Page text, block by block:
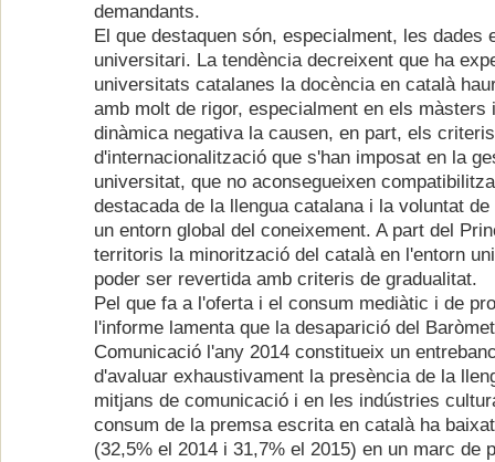
demandants.
El que destaquen són, especialment, les dades
universitari. La tendència decreixent que ha
universitats catalanes la docència en català
amb molt de rigor, especialment en els màsters
dinàmica negativa la causen, en part, els
d'internacionalització que s'han imposat en la
universitat, que no aconsegueixen
destacada de la llengua catalana i la voluntat
un entorn global del coneixement. A part del
territoris la minorització del català en l'entorn
poder ser revertida amb criteris de gradualitat.
Pel que fa a l'oferta i el consum mediàtic i de
l'informe lamenta que la desaparició del
Comunicació l'any 2014 constitueix un
d'avaluar exhaustivament la presència de la
mitjans de comunicació i en les indústries
consum de la premsa escrita en català ha
(32,5% el 2014 i 31,7% el 2015) en un marc de